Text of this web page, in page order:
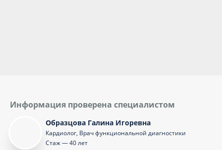
Информация проверена специалистом
Образцова Галина Игоревна
Кардиолог, Врач функциональной диагностики
Стаж — 40 лет